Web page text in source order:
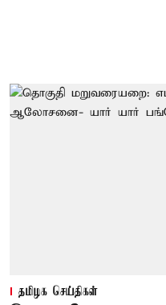
தமிழக செய்திகள்